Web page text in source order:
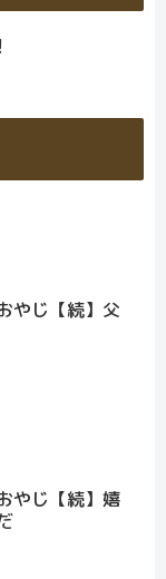
やじ【続】父
やじ【続】嬉